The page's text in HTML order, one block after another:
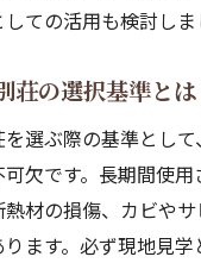
ての活用も検討しま
荘の選択基準とは
選ぶ際の基準とし
欠です。長期間使
材の損傷、カビや
ます。必ず現地見学